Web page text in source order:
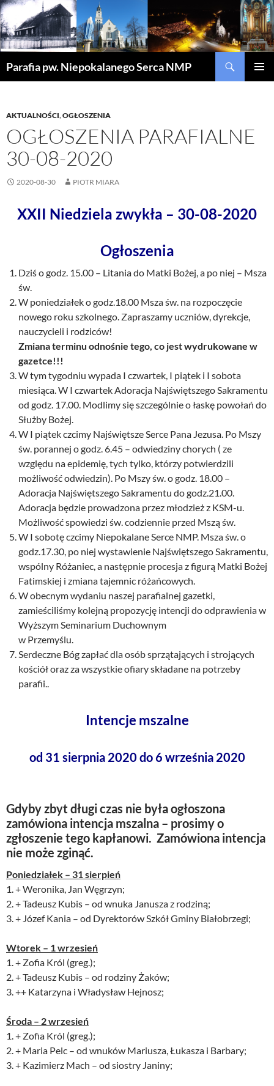
Parafia pw. Niepokalanego Serca NMP
AKTUALNOŚCI,OGŁOSZENIA
OGŁOSZENIA PARAFIALNE
30-08-2020
2020-08-30 PIOTR MIARA
XXII Niedziela zwykła – 30-08-2020
Ogłoszenia
Dziś o godz. 15.00 – Litania do Matki Bożej, a po niej – Msza
św.
W poniedziałek o godz.18.00 Msza św. na rozpoczęcie
nowego roku szkolnego. Zapraszamy uczniów, dyrekcje,
nauczycieli i rodziców!
Zmiana terminu odnośnie tego, co jest wydrukowane w
gazetce!!!
W tym tygodniu wypada I czwartek, I piątek i I sobota
miesiąca. W I czwartek Adoracja Najświętszego Sakramentu
od godz. 17.00. Modlimy się szczególnie o łaskę powołań do
Służby Bożej.
W I piątek czcimy Najświętsze Serce Pana Jezusa. Po Mszy
św. porannej o godz. 6.45 – odwiedziny chorych ( ze
względu na epidemię, tych tylko, którzy potwierdzili
możliwość odwiedzin). Po Mszy św. o godz. 18.00 –
Adoracja Najświętszego Sakramentu do godz.21.00.
Adoracja będzie prowadzona przez młodzież z KSM-u.
Możliwość spowiedzi św. codziennie przed Mszą św.
W I sobotę czcimy Niepokalane Serce NMP. Msza św. o
godz.17.30, po niej wystawienie Najświętszego Sakramentu,
wspólny Różaniec, a następnie procesja z figurą Matki Bożej
Fatimskiej i zmiana tajemnic różańcowych.
W obecnym wydaniu naszej parafialnej gazetki,
zamieściliśmy kolejną propozycję intencji do odprawienia w
Wyższym Seminarium Duchownym
w Przemyślu.
Serdeczne Bóg zapłać dla osób sprzątających i strojących
kościół oraz za wszystkie ofiary składane na potrzeby
parafii..
Intencje mszalne
od 31 sierpnia 2020 do 6 września 2020
Gdyby zbyt długi czas nie była ogłoszona
zamówiona intencja mszalna – prosimy o
zgłoszenie tego kapłanowi. Zamówiona intencja
nie może zginąć.
Poniedziałek – 31 sierpień
1. + Weronika, Jan Węgrzyn;
2. + Tadeusz Kubis – od wnuka Janusza z rodziną;
3. + Józef Kania – od Dyrektorów Szkół Gminy Białobrzegi;
Wtorek – 1 wrzesień
1. + Zofia Król (greg.);
2. + Tadeusz Kubis – od rodziny Żaków;
3. ++ Katarzyna i Władysław Hejnosz;
Środa – 2 wrzesień
1. + Zofia Król (greg.);
2. + Maria Pelc – od wnuków Mariusza, Łukasza i Barbary;
3. + Kazimierz Mach – od siostry Janiny;